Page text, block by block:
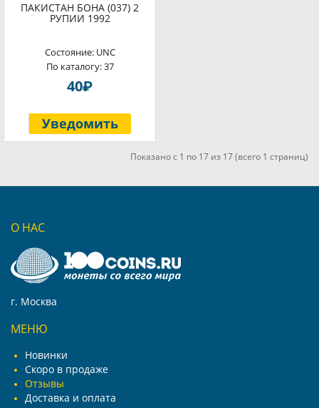
ПАКИСТАН БОНА (037) 2
РУПИИ 1992
Состояние: UNC
По каталогу: 37
40P
Уведомить
Показано с 1 по 17 из 17 (всего 1 страниц)
О НАС
г. Москва
МЕНЮ
Новинки
Скоро в продаже
Отзывы
Доставка и оплата